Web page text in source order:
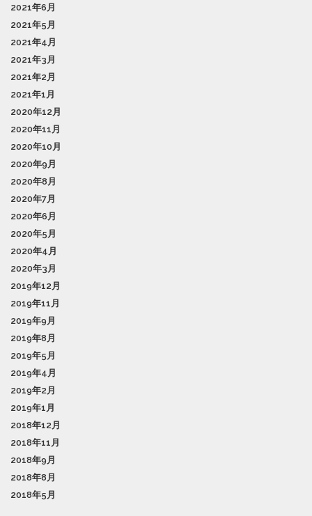
2021年6月
2021年5月
2021年4月
2021年3月
2021年2月
2021年1月
2020年12月
2020年11月
2020年10月
2020年9月
2020年8月
2020年7月
2020年6月
2020年5月
2020年4月
2020年3月
2019年12月
2019年11月
2019年9月
2019年8月
2019年5月
2019年4月
2019年2月
2019年1月
2018年12月
2018年11月
2018年9月
2018年8月
2018年5月